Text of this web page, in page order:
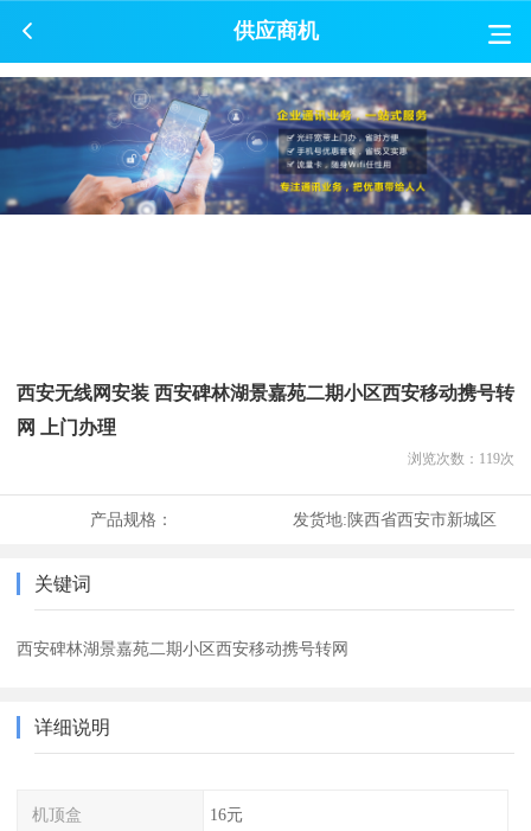
供应商机
西安无线网安装 西安碑林湖景嘉苑二期小区西安移动携号转
网 上门办理
浏览次数： 119次
产品规格： 发货地:陕西省西安市新城区
关键词
西安碑林湖景嘉苑二期小区西安移动携号转网
详细说明
机顶盒 16元